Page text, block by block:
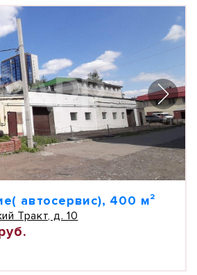
автосервис), 400 м²
Тракт, д. 10